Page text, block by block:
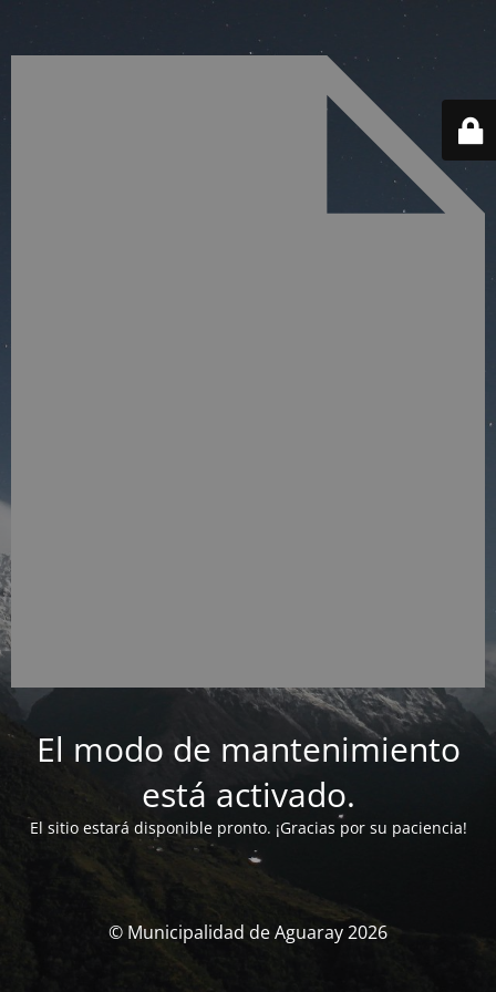
El modo de mantenimiento
está activado.
El sitio estará disponible pronto. ¡Gracias por su paciencia!
© Municipalidad de Aguaray 2026